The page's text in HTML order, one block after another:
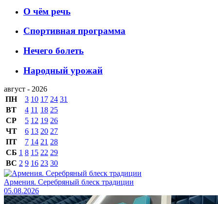
О чём речь
Спортивная программа
Нечего болеть
Народный урожай
август - 2026
ПН
3 10 17 24 31
ВТ
4 11 18 25
СР
5 12 19 26
ЧТ
6 13 20 27
ПТ
7 14 21 28
СБ 1 8 15 22 29
ВС 2 9 16 23 30
Армения. Серебряный блеск традиции
05.08.2026